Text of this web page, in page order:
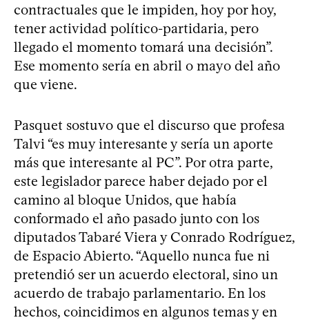
contractuales que le impiden, hoy por hoy,
tener actividad político-partidaria, pero
llegado el momento tomará una decisión”.
Ese momento sería en abril o mayo del año
que viene.
Pasquet sostuvo que el discurso que profesa
Talvi “es muy interesante y sería un aporte
más que interesante al PC”. Por otra parte,
este legislador parece haber dejado por el
camino al bloque Unidos, que había
conformado el año pasado junto con los
diputados Tabaré Viera y Conrado Rodríguez,
de Espacio Abierto. “Aquello nunca fue ni
pretendió ser un acuerdo electoral, sino un
acuerdo de trabajo parlamentario. En los
hechos, coincidimos en algunos temas y en